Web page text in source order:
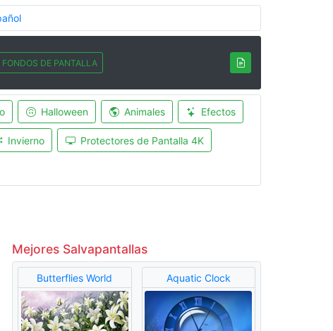
FONDOS DE PANTALLA
Halloween Animales Efectos
Invierno Protectores de Pantalla 4K
Mejores Salvapantallas
Butterflies World Aquatic Clock